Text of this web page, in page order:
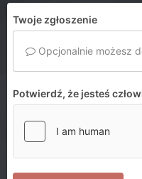
Twoje zgłoszenie
Opcjonalnie możesz
Potwierdź, że jesteś